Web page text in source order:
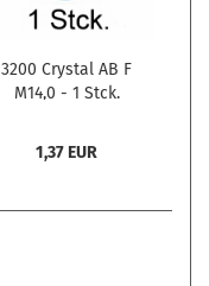
3200 Crystal AB F
M14,0 - 1 Stck.
1,37 EUR